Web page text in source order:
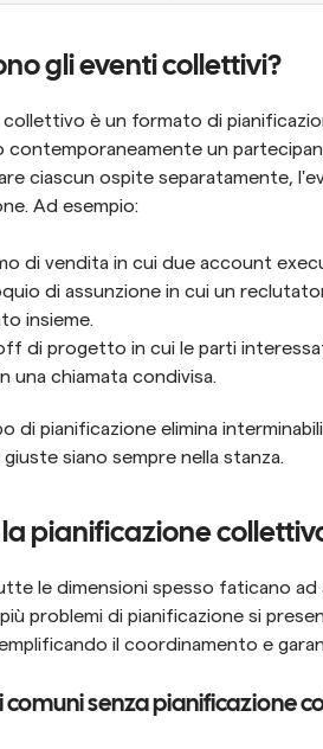
gli eventi collettivi?
è un formato di
contemporaneamente un
ciascun ospite separatamente,
Ad esempio:
di vendita in cui due account
di assunzione in cui un
insieme.
di progetto in cui le parti
una chiamata condivisa.
di pianificazione elimina
giuste siano sempre nella stanza.
la pianificazione
le dimensioni spesso faticano ad
problemi di pianificazione si
il coordinamento e
comuni senza pianificazione